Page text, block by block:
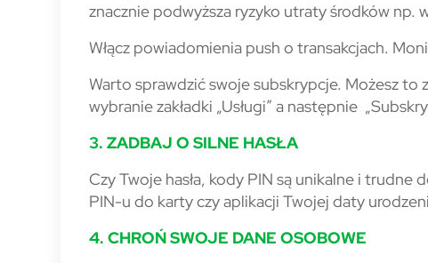
znacznie podwyższa ryzyko utraty środków np.
Włącz powiadomienia push o transakcjach.
Warto sprawdzić swoje subskrypcje. Możesz
wybranie zakładki „Usługi” a następnie
3. ZADBAJ O SILNE HASŁA
Czy Twoje hasła, kody PIN są unikalne i trudne
PIN-u do karty czy aplikacji Twojej daty
4. CHROŃ SWOJE DANE OSOBOWE